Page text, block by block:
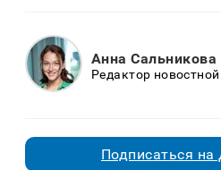
Анна Сальникова
Редактор
Подписаться на